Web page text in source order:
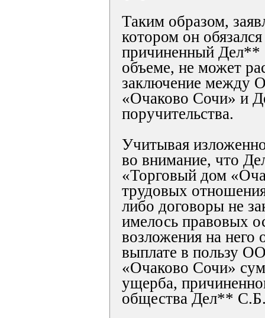
Таким образом,
котором он
причиненный Дел**
объеме, не может
заключение между
«Очаково Сочи» и
поручительства.
Учитывая
во внимание, что
«Торговый дом
трудовых
либо договоры не
имелось правовых
возложения на него
выплате в пользу
«Очаково Сочи»
ущерба,
общества Дел**